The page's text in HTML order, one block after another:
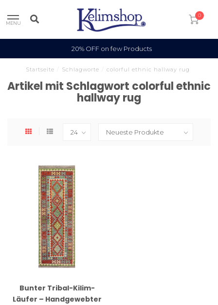
MENU
0
20% OFF on few Products
Startseite Schlagworte colorful ethnic hallway rug
Artikel mit Schlagwort colorful ethnic
hallway rug
Bunter Tribal-Kilim-
Läufer – Handgewebter